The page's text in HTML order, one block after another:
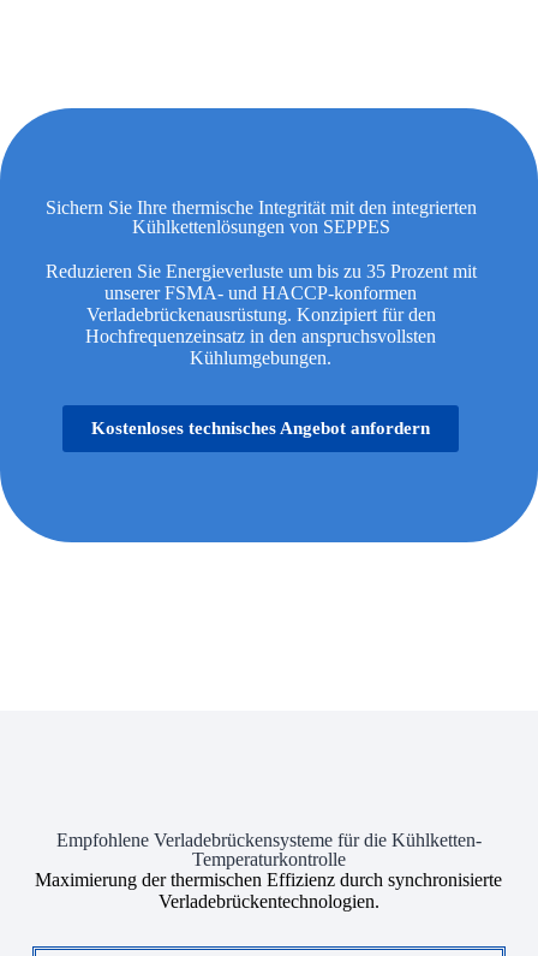
Sichern Sie Ihre thermische Integrität mit den integrierten
Kühlkettenlösungen von SEPPES
Reduzieren Sie Energieverluste um bis zu 35 Prozent mit
unserer FSMA- und HACCP-konformen
Verladebrückenausrüstung. Konzipiert für den
Hochfrequenzeinsatz in den anspruchsvollsten
Kühlumgebungen.
Kostenloses technisches Angebot anfordern
Empfohlene Verladebrückensysteme für die Kühlketten-
Temperaturkontrolle
Maximierung der thermischen Effizienz durch synchronisierte
Verladebrückentechnologien.